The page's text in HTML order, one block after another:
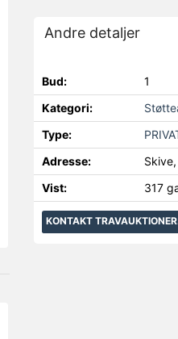
Andre detaljer
Bud:
1
Kategori:
Type:
Adresse:
Vist:
317
KONTAKT